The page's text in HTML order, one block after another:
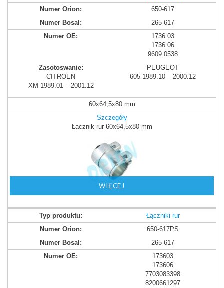
650-617
265-617
1736.03
1736.06
9609.0538
PEUGEOT
605 1989.10 – 2000.12
CITROEN
XM 1989.01 – 2001.12
60x64,5x80 mm
Szczegóły
Łącznik rur 60x64,5x80 mm
WIĘCEJ
Łączniki rur
650-617PS
265-617
173603
173606
7703083398
8200661297